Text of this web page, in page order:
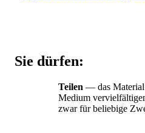
Sie dürfen:
Teilen — das Material
Medium
zwar für beliebige